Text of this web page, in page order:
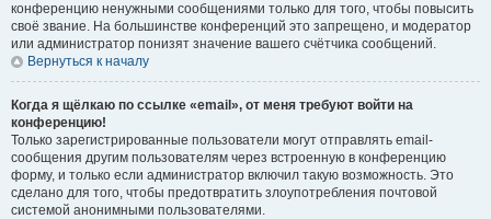
конференцию ненужными сообщениями только для того, чтобы повысить
своё звание. На большинстве конференций это запрещено, и модератор
или администратор понизят значение вашего счётчика сообщений.
Вернуться к началу
Когда я щёлкаю по ссылке «email», от меня требуют войти на
конференцию!
Только зарегистрированные пользователи могут отправлять email-
сообщения другим пользователям через встроенную в конференцию
форму, и только если администратор включил такую возможность. Это
сделано для того, чтобы предотвратить злоупотребления почтовой
системой анонимными пользователями.